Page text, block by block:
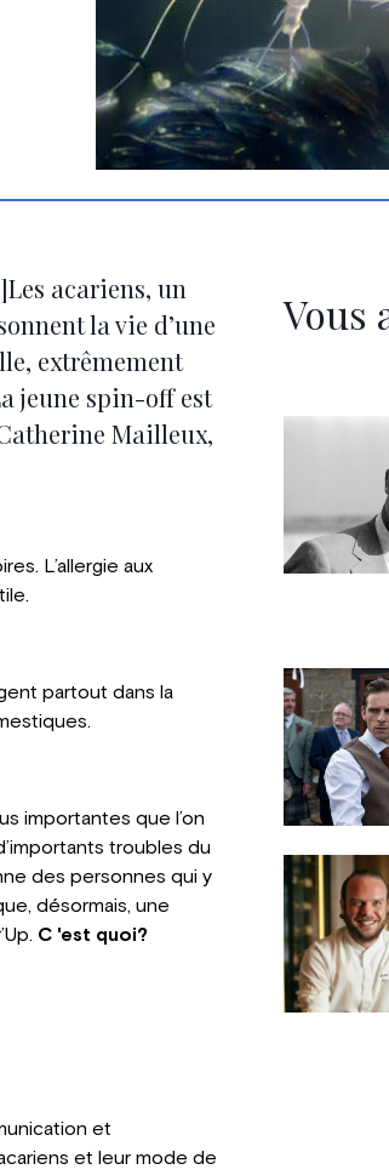
acariens, un
la vie d’une
extrêmement
jeune spin-off est
Mailleux,
L’allergie aux
partout dans la
importantes que l’on
troubles du
des personnes qui y
désormais, une
C 'est quoi?
et
et leur mode de
Vous